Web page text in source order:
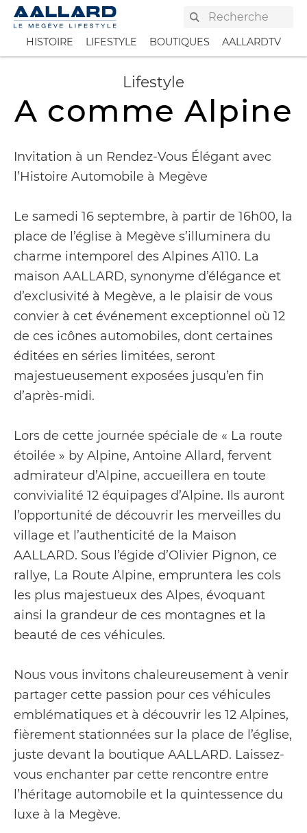
AAllard
HISTOIRE LIFESTYLE BOUTIQUES AALLARDTV
Lifestyle
A comme Alpine
Invitation à un Rendez-Vous Élégant avec
l’Histoire Automobile à Megève
Le samedi 16 septembre, à partir de 16h00, la
place de l’église à Megève s’illuminera du
charme intemporel des Alpines A110. La
maison AALLARD, synonyme d’élégance et
d’exclusivité à Megève, a le plaisir de vous
convier à cet événement exceptionnel où 12
de ces icônes automobiles, dont certaines
éditées en séries limitées, seront
majestueusement exposées jusqu’en fin
d’après-midi.
Lors de cette journée spéciale de « La route
étoilée » by Alpine, Antoine Allard, fervent
admirateur d’Alpine, accueillera en toute
convivialité 12 équipages d’Alpine. Ils auront
l’opportunité de découvrir les merveilles du
village et l’authenticité de la Maison
AALLARD. Sous l’égide d’Olivier Pignon, ce
rallye, La Route Alpine, empruntera les cols
les plus majestueux des Alpes, évoquant
ainsi la grandeur de ces montagnes et la
beauté de ces véhicules.
Nous vous invitons chaleureusement à venir
partager cette passion pour ces véhicules
emblématiques et à découvrir les 12 Alpines,
fièrement stationnées sur la place de l’église,
juste devant la boutique AALLARD. Laissez-
vous enchanter par cette rencontre entre
l’héritage automobile et la quintessence du
luxe à la Megève.